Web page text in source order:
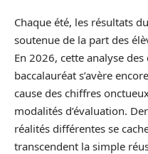
Chaque été, les résultats
soutenue de la part des
En 2026, cette analyse
baccalauréat s’avère
cause des chiffres
modalités d’évaluation.
réalités différentes se
transcendent la simple